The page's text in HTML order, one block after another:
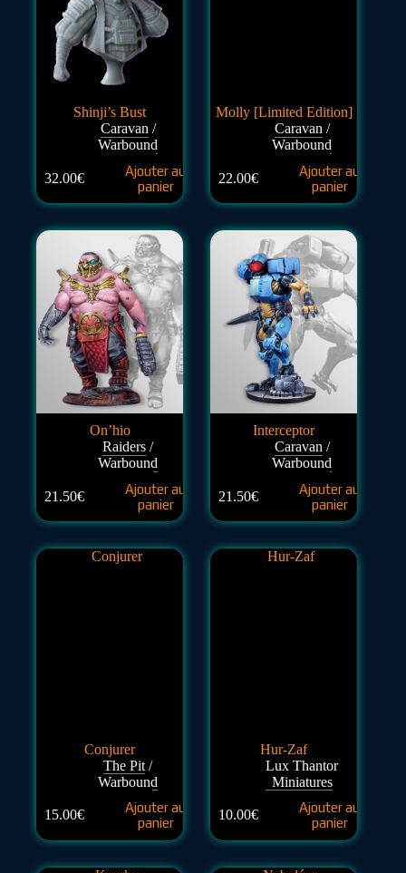
Shinji’s Bust
Caravan /
Warbound
32.00€
Ajouter au
panier
Molly [Limited Edition]
Caravan /
Warbound
22.00€
Ajouter au
panier
On’hio
Raiders /
Warbound
21.50€
Ajouter au
panier
Interceptor
Caravan/
Warbound
21.50€
Ajouter au
panier
Conjurer
The Pit /
Warbound
15.00€
Ajouter au
panier
Hur-Zaf
Lux Thantor
Miniatures
10.00€
Ajouter au
panier